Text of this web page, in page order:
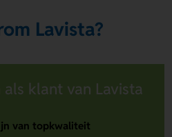
Lavista?
klant van Lavista
van topkwaliteit